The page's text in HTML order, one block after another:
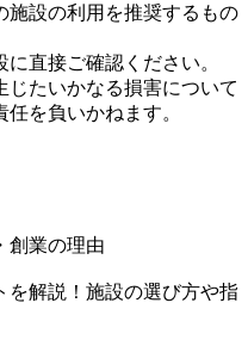
施設の利用を推奨するもの
直接ご確認ください。
じたいかなる損害について
を負いかねます。
創業の理由
を解説！施設の選び方や指